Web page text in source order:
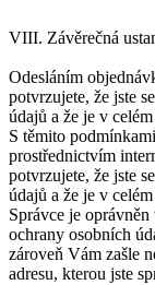
VIII. Závěrečná
Odesláním
potvrzujete, že jste
údajů a že je v
S těmito
prostřednictvím
potvrzujete, že jste
údajů a že je v
Správce je
ochrany osobních
zároveň Vám zašle
adresu, kterou jste